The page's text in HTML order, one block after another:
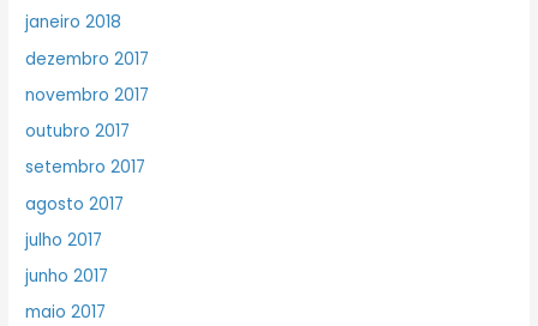
janeiro 2018
dezembro 2017
novembro 2017
outubro 2017
setembro 2017
agosto 2017
julho 2017
junho 2017
maio 2017